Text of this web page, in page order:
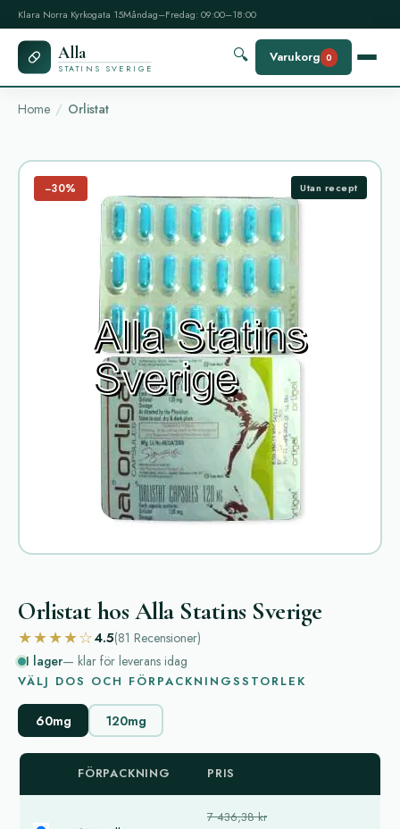
Klara Norra Kyrkogata 15Måndag–Fredag: 09:00–18:00
Alla
STATINS SVERIGE
🔍 Varukorg 0
Home Orlistat
−30% Utan recept
Orlistat hos Alla Statins Sverige
★★★★☆4.5(81 Recensioner)
I lager— klar för leverans idag
VÄLJ DOS OCH FÖRPACKNINGSSTORLEK
60mg 120mg
FÖRPACKNING PRIS
7 436,38 kr